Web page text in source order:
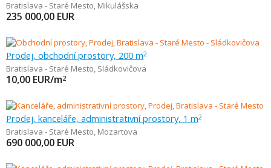
Bratislava - Staré Mesto, Mikulášska
235 000,00 EUR
Prodej, obchodní prostory, 200 m2
Bratislava - Staré Mesto, Sládkovičova
10,00 EUR/m2
Prodej, kanceláře, administrativní prostory, 1 m2
Bratislava - Staré Mesto, Mozartova
690 000,00 EUR